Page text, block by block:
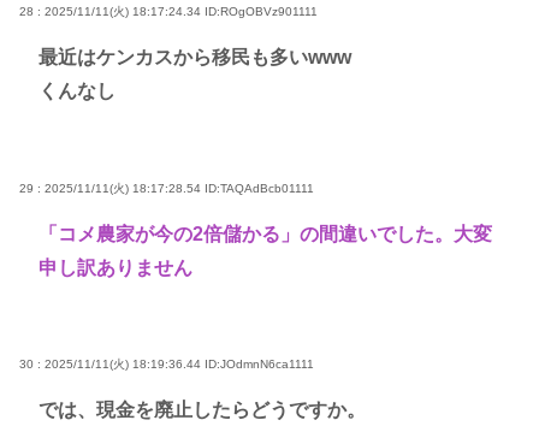
28 : 2025/11/11(火) 18:17:24.34 ID:ROgOBVz901111
最近はケンカスから移民も多いwww
くんなし
29 : 2025/11/11(火) 18:17:28.54 ID:TAQAdBcb01111
「コメ農家が今の2倍儲かる」の間違いでした。大変
申し訳ありません
30 : 2025/11/11(火) 18:19:36.44 ID:JOdmnN6ca1111
では、現金を廃止したらどうですか。